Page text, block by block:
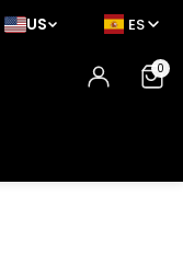
US ES
0